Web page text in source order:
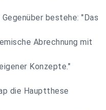
bestehe: "Das
Abrechnung mit
Konzepte."
die Hauptthese